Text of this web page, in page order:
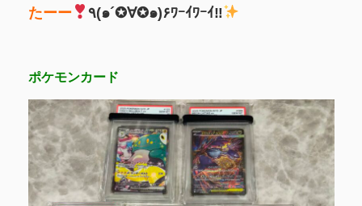
たーー
٩(๑´✪∀✪๑)۶ﾜｰｲﾜｰｲ‼
ポケモンカード